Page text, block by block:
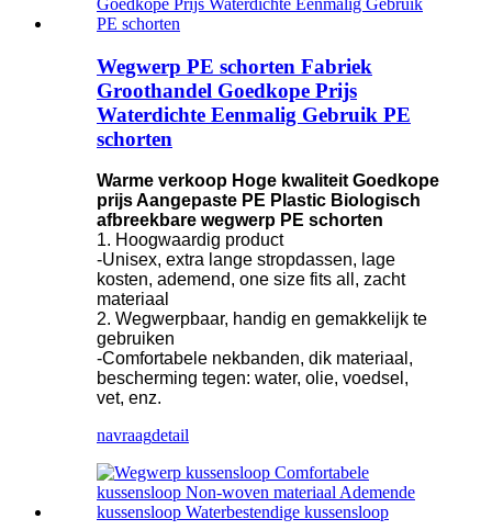
Wegwerp PE schorten Fabriek
Groothandel Goedkope Prijs
Waterdichte Eenmalig Gebruik PE
schorten
Warme verkoop Hoge kwaliteit Goedkope
prijs Aangepaste PE Plastic Biologisch
afbreekbare wegwerp PE schorten
1. Hoogwaardig product
-Unisex, extra lange stropdassen, lage
kosten, ademend, one size fits all, zacht
materiaal
2. Wegwerpbaar, handig en gemakkelijk te
gebruiken
-Comfortabele nekbanden, dik materiaal,
bescherming tegen: water, olie, voedsel,
vet, enz.
navraagdetail